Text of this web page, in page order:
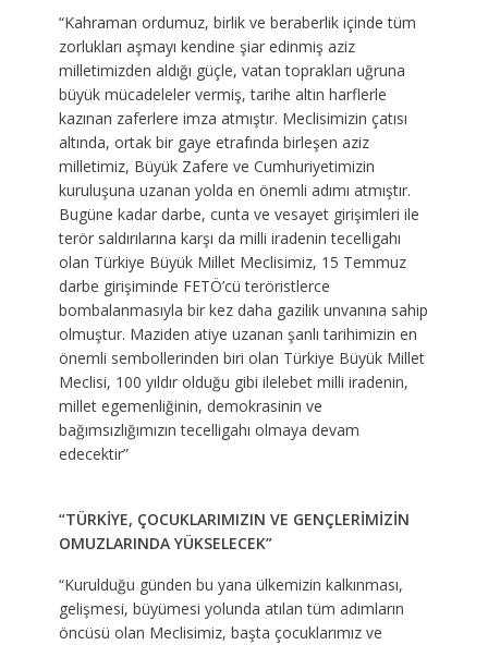
“Kahraman ordumuz, birlik ve beraberlik içinde tüm
zorlukları aşmayı kendine şiar edinmiş aziz
milletimizden aldığı güçle, vatan toprakları uğruna
büyük mücadeleler vermiş, tarihe altın harflerle
kazınan zaferlere imza atmıştır. Meclisimizin çatısı
altında, ortak bir gaye etrafında birleşen aziz
milletimiz, Büyük Zafere ve Cumhuriyetimizin
kuruluşuna uzanan yolda en önemli adımı atmıştır.
Bugüne kadar darbe, cunta ve vesayet girişimleri ile
terör saldırılarına karşı da milli iradenin tecelligahı
olan Türkiye Büyük Millet Meclisimiz, 15 Temmuz
darbe girişiminde FETÖ’cü teröristlerce
bombalanmasıyla bir kez daha gazilik unvanına sahip
olmuştur. Maziden atiye uzanan şanlı tarihimizin en
önemli sembollerinden biri olan Türkiye Büyük Millet
Meclisi, 100 yıldır olduğu gibi ilelebet milli iradenin,
millet egemenliğinin, demokrasinin ve
bağımsızlığımızın tecelligahı olmaya devam
edecektir”
“TÜRKİYE, ÇOCUKLARIMIZIN VE GENÇLERİMİZİN
OMUZLARINDA YÜKSELECEK”
“Kurulduğu günden bu yana ülkemizin kalkınması,
gelişmesi, büyümesi yolunda atılan tüm adımların
öncüsü olan Meclisimiz, başta çocuklarımız ve